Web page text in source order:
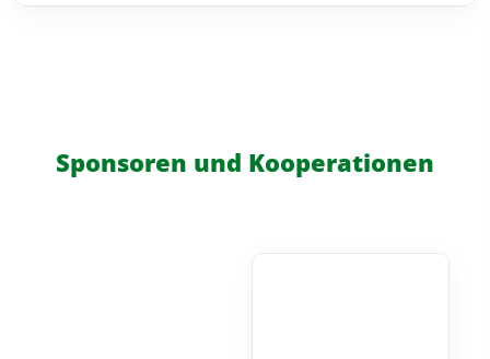
Sponsoren und Kooperationen